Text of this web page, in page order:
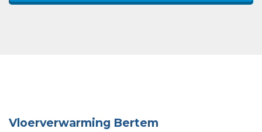
Vloerverwarming Bertem